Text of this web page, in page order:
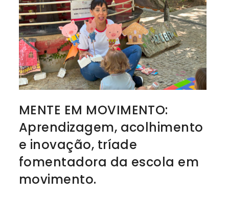
MENTE EM MOVIMENTO:
Aprendizagem, acolhimento
e inovação, tríade
fomentadora da escola em
movimento.